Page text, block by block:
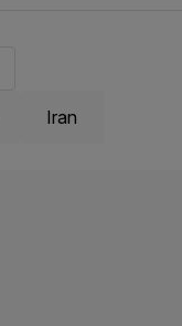
Iran